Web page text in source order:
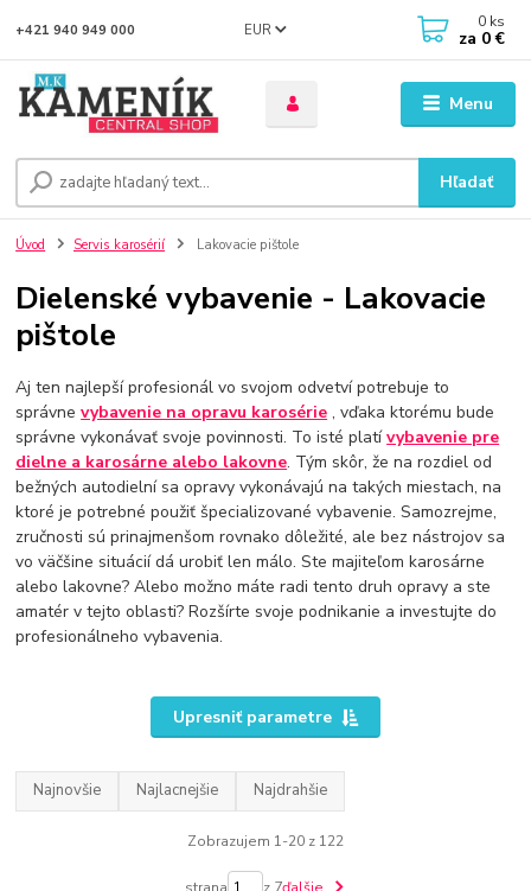
Menu
EUR
Hľadať
+421 940 949 000 0 ks
za 0 €
Úvod Servis karosérií Lakovacie pištole
Dielenské vybavenie - Lakovacie
pištole
Aj ten najlepší profesionál vo svojom odvetví potrebuje to
správnevybavenie na opravu karosérie , vďaka ktorému bude
správne vykonávať svoje povinnosti. To isté platívybavenie pre
dielne a karosárne alebo lakovne. Tým skôr, že na rozdiel od
bežných autodielní sa opravy vykonávajú na takých miestach, na
ktoré je potrebné použiť špecializované vybavenie. Samozrejme,
zručnosti sú prinajmenšom rovnako dôležité, ale bez nástrojov sa
vo väčšine situácií dá urobiť len málo. Ste majiteľom karosárne
alebo lakovne? Alebo možno máte radi tento druh opravy a ste
amatér v tejto oblasti? Rozšírte svoje podnikanie a investujte do
profesionálneho vybavenia.
Upresniť parametre
Najnovšie Najlacnejšie Najdrahšie
Zobrazujem 1-20 z 122
strana z 7ďalšie